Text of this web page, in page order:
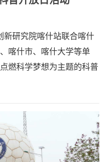
新研究院喀什站联合喀什
喀什市、喀什大学等单
燃科学梦想为主题的科普